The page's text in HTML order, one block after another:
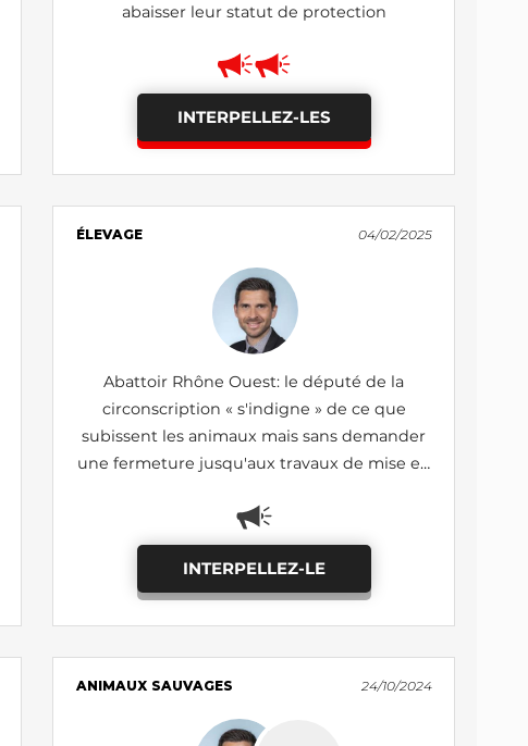
abaisser leur statut de protection
INTERPELLEZ-LES
ÉLEVAGE 04/02/2025
Abattoir Rhône Ouest: le député de la
circonscription « s'indigne » de ce que
subissent les animaux mais sans demander
une fermeture jusqu'aux travaux de mise en
INTERPELLEZ-LE
ANIMAUX SAUVAGES 24/10/2024